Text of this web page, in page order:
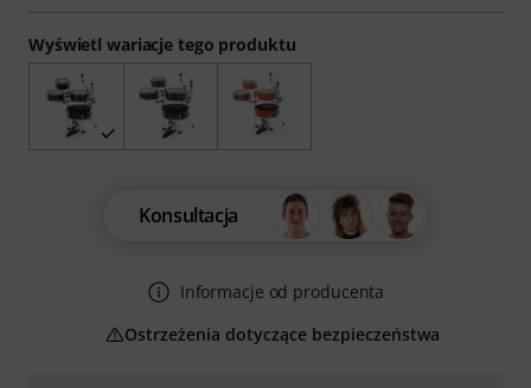
Wyświetl wariacje tego produktu
Konsultacja
Informacje od producenta
Ostrzeżenia dotyczące bezpieczeństwa